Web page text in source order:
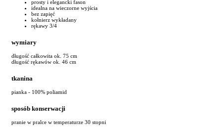
prosty i elegancki fason
idealna na wieczorne wyjścia
bez zapięć
kołnierz wykładany
rękawy 3/4
wymiary
długość całkowita ok. 75 cm
długość rękawów ok. 46 cm
tkanina
pianka - 100% poliamid
sposób konserwacji
pranie w pralce w temperaturze 30 stopni